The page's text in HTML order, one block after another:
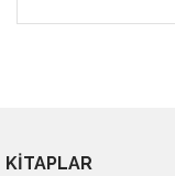
KİTAPLAR